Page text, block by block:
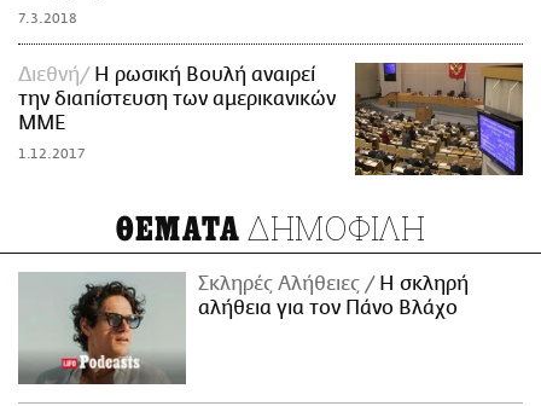
7.3.2018
Διεθνή
Η ρωσική Βουλή αναιρεί
την διαπίστευση των αμερικανικών
ΜΜΕ
1.12.2017
ΘΕΜΑΤΑ ΔΗΜΟΦΙΛΗ
Σκληρές Αλήθειες
H σκληρή
αλήθεια για τον Πάνο Βλάχο